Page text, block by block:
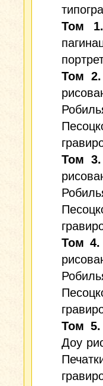
Том 1.
Том 2.
Том 3.
Том 4.
Том 5.
Доу